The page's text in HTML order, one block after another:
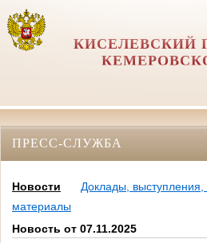
КИСЕЛЕВСКИЙ
ПРЕСС-СЛУЖБА
Новости
Доклады, выступления,
материалы
Новость от 07.11.2025